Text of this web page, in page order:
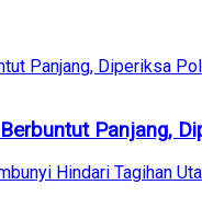
Panjang,